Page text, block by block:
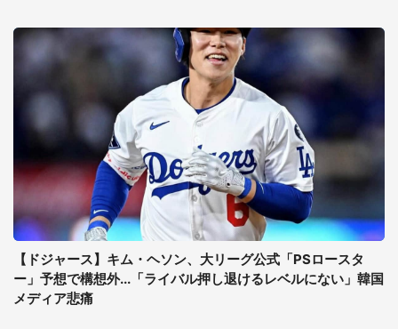
【ドジャース】キム・ヘソン、大リーグ公式「PSロースタ
ー」予想で構想外...「ライバル押し退けるレベルにない」韓国
メディア悲痛